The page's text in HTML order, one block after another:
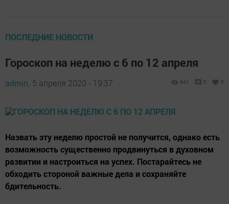
ПОСЛЕДНИЕ НОВОСТИ
Гороскоп на неделю с 6 по 12 апреля
admin, 5 апреля 2020 - 19:37 841 0 0
Назвать эту неделю простой не получится, однако есть
возможность существенно продвинуться в духовном
развитии и настроиться на успех. Постарайтесь не
обходить стороной важные дела и сохраняйте
бдительность.